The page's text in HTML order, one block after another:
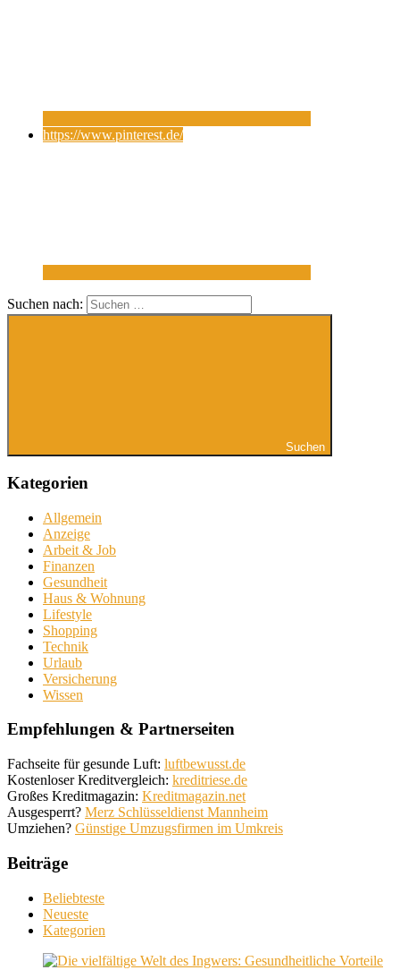
https://www.pinterest.de/
Suchen nach:
Suchen
Kategorien
Allgemein
Anzeige
Arbeit & Job
Finanzen
Gesundheit
Haus & Wohnung
Lifestyle
Shopping
Technik
Urlaub
Versicherung
Wissen
Empfehlungen & Partnerseiten
Fachseite für gesunde Luft: luftbewusst.de
Kostenloser Kreditvergleich: kreditriese.de
Großes Kreditmagazin: Kreditmagazin.net
Ausgesperrt? Merz Schlüsseldienst Mannheim
Umziehen? Günstige Umzugsfirmen im Umkreis
Beiträge
Beliebteste
Neueste
Kategorien